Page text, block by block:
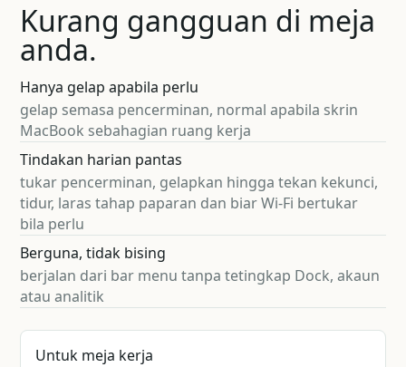
Kurang gangguan di meja
anda.
Hanya gelap apabila perlu
gelap semasa pencerminan, normal apabila skrin
MacBook sebahagian ruang kerja
Tindakan harian pantas
tukar pencerminan, gelapkan hingga tekan kekunci,
tidur, laras tahap paparan dan biar Wi-Fi bertukar
bila perlu
Berguna, tidak bising
berjalan dari bar menu tanpa tetingkap Dock, akaun
atau analitik
Untuk meja kerja